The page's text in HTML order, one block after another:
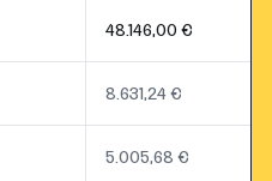
48.146,00 €
8.631,24 €
5.005,68 €